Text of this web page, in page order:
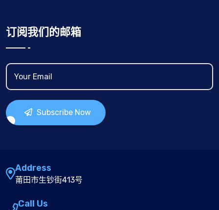
订阅我们的邮箱
Subscribe Now
Address
莆田市生钞街413号
Call Us